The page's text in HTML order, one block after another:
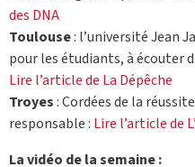
des DNA
Toulouse: l’université Jean
pour les étudiants, à écouter
Lire l’article de La Dépêche
Troyes: Cordées de la
responsable : Lire l’article de
La vidéo de la semaine :